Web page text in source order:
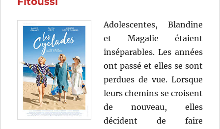
Adolescentes, Blandine
et Magalie étaient
inséparables. Les années
ont passé et elles se sont
perdues de vue. Lorsque
leurs chemins se croisent
de nouveau, elles
décident de faire